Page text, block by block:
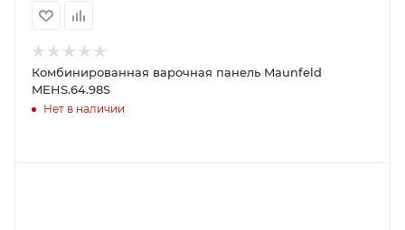
Комбинированная варочная панель Maunfeld
MEHS.64.98S
Нет в наличии